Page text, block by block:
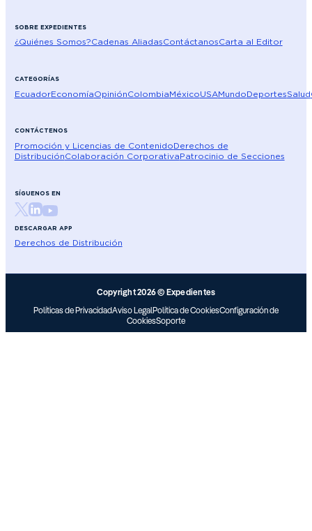
SOBRE EXPEDIENTES
¿Quiénes Somos?Cadenas AliadasContáctanosCarta al Editor
CATEGORÍAS
EcuadorEconomíaOpiniónColombiaMéxicoUSAMundoDeportesSalud
CONTÁCTENOS
Promoción y Licencias de ContenidoDerechos de
DistribuciónColaboración CorporativaPatrocinio de Secciones
SÍGUENOS EN
DESCARGAR APP
Derechos de Distribución
Copyright 2026 © Expedientes
Políticas de PrivacidadAviso LegalPolítica de CookiesConfiguración de
CookiesSoporte